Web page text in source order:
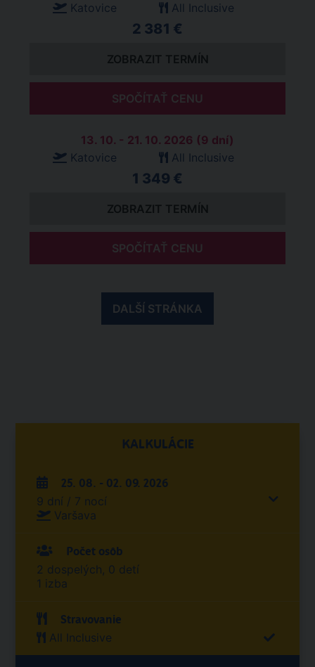
Katovice
All Inclusive
2 381 €
ZOBRAZIT TERMÍN
SPOČÍTAŤ CENU
13. 10. - 21. 10. 2026 (9 dní)
Katovice
All Inclusive
1 349 €
ZOBRAZIT TERMÍN
SPOČÍTAŤ CENU
DALŠÍ STRÁNKA
KALKULÁCIE
25. 08. - 02. 09. 2026
9 dní / 7 nocí
Varšava
Počet osôb
2 dospelých, 0 detí
1 izba
Stravovanie
All Inclusive